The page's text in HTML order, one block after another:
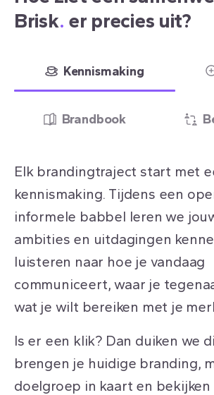
Brisk. er precies uit?
Kennismaking
Brandbook
Elk brandingtraject start met
kennismaking. Tijdens een
informele babbel leren we
ambities en uitdagingen
luisteren naar hoe je vandaag
communiceert, waar je
wat je wilt bereiken met je
Is er een klik? Dan duiken we
brengen je huidige branding,
doelgroep in kaart en